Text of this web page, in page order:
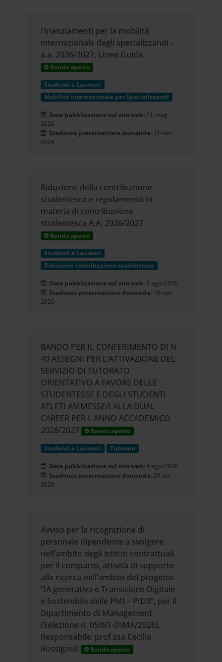
Finanziamenti per la mobilità
internazionale degli specializzandi -
a.a. 2026/2027. Linee Guida.
Bando aperto
Studenti e Laureati
Mobilità internazionale per Specializzandi
Data pubblicazione sul sito web: 11-mag-
2026
Scadenza presentazione domanda: 31-dic-
2026
Riduzione della contribuzione
studentesca e regolamento in
materia di contribuzione
studentesca A.A. 2026/2027
Bando aperto
Studenti e Laureati
Riduzione contribuzione studentesca
Data pubblicazione sul sito web: 3-ago-2026
Scadenza presentazione domanda: 16-nov-
2026
BANDO PER IL CONFERIMENTO DI N.
40 ASSEGNI PER L’ATTIVAZIONE DEL
SERVIZIO DI TUTORATO
ORIENTATIVO A FAVORE DELLE
STUDENTESSE E DEGLI STUDENTI
ATLETI AMMESSE/I ALLA DUAL
CAREER PER L’ANNO ACCADEMICO
2026/2027
Bando aperto
Studenti e Laureati Tutorato
Data pubblicazione sul sito web:4-ago-2026
Scadenza presentazione domanda: 20-ott-
2026
Avviso per la ricognizione di
personale dipendente a svolgere,
nell’ambito degli istituti contrattuali
per il comparto, attività di supporto
alla ricerca nell’ambito del progetto
“IA generativa e Transizione Digitale
e Sostenibile delle PMI – PID3”, per il
Dipartimento di Management
(Selezione n. 05INT-DIMA/2026).
Responsabile: prof.ssa Cecilia
Rossignoli
Bando aperto